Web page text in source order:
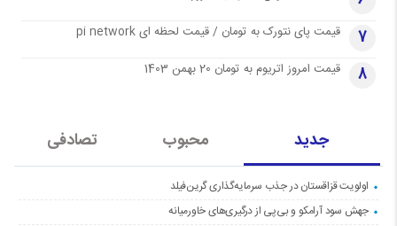
7 قیمت پای نتورک به تومان / قیمت لحظه ای pi network
8 قیمت امروز اتریوم به تومان 20 بهمن 1403
جدید محبوب تصادفی
اولویت قزاقستان در جذب سرمایه‌گذاری گرین‌فیلد
جهش سود آرامکو و بی‌پی از درگیری‌های خاورمیانه